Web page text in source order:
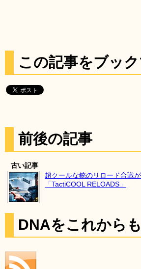
この記事をブッ
前後の記事
古い記事
超クールな銃のリロード合戦
「TactiCOOL RELOADS」
DNAをこれから